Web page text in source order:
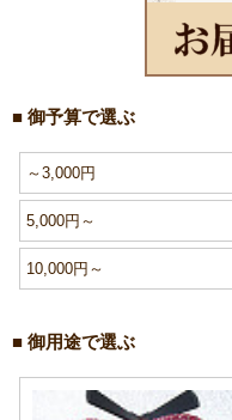
■ 御予算で選ぶ
～3,000円
5,000円～
10,000円～
■ 御用途で選ぶ